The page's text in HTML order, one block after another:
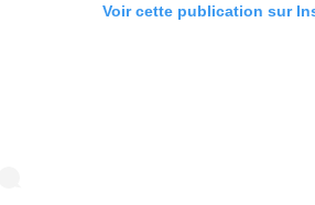
Voir cette publication sur